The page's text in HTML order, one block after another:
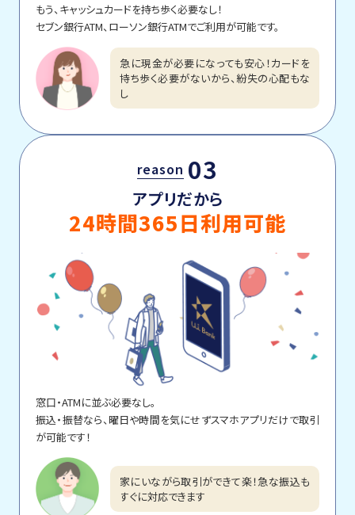
もう、キャッシュカードを持ち歩く必要なし！
セブン銀行ATM、ローソン銀行ATMでご利用が可能です。
急に現金が必要になっても安心！カードを
持ち歩く必要がないから、紛失の心配もな
し
reason 03
アプリだから
24時間365日利用可能
窓口・ATMに並ぶ必要なし。
振込・振替なら、曜日や時間を気にせずスマホアプリだけで取引
が可能です！
家にいながら取引ができて楽！急な振込も
すぐに対応できます